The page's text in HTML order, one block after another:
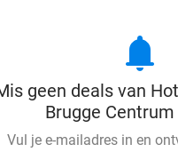
notifications
geen deals van
Brugge
Vul je e-mailadres in en